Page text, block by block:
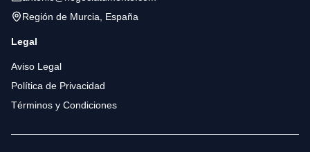
Región de Murcia, España
Legal
Aviso Legal
Política de Privacidad
Términos y Condiciones